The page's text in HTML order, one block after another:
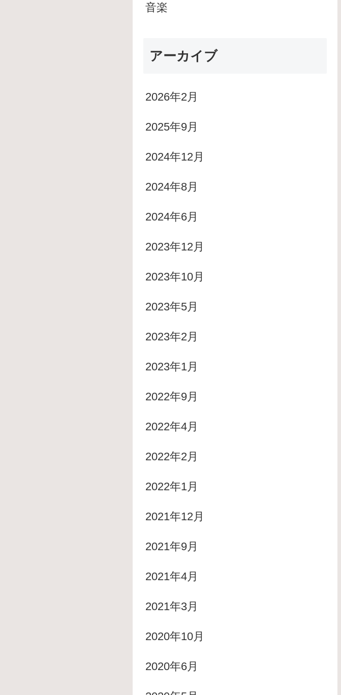
音楽
アーカイブ
2026年2月
2025年9月
2024年12月
2024年8月
2024年6月
2023年12月
2023年10月
2023年5月
2023年2月
2023年1月
2022年9月
2022年4月
2022年2月
2022年1月
2021年12月
2021年9月
2021年4月
2021年3月
2020年10月
2020年6月